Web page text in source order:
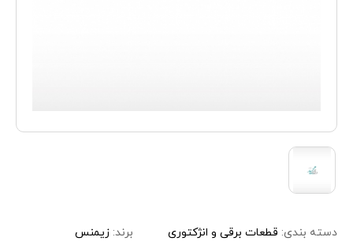
دسته بندی: قطعات برقی و انژکتوری برند: زیمنس